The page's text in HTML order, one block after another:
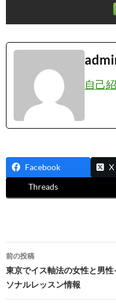
自己
Facebook X
Threads
投
稿
ナ
前の投稿
東京でイス軸法の女性と男
ソナルレッスン情報